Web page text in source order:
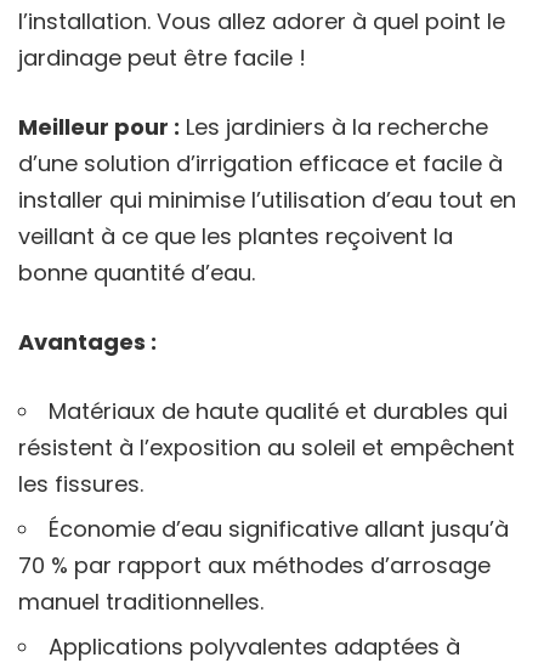
l’installation. Vous allez adorer à quel point le
jardinage peut être facile !
Meilleur pour : Les jardiniers à la recherche
d’une solution d’irrigation efficace et facile à
installer qui minimise l’utilisation d’eau tout en
veillant à ce que les plantes reçoivent la
bonne quantité d’eau.
Avantages :
Matériaux de haute qualité et durables qui
résistent à l’exposition au soleil et empêchent
les fissures.
Économie d’eau significative allant jusqu’à
70 % par rapport aux méthodes d’arrosage
manuel traditionnelles.
Applications polyvalentes adaptées à